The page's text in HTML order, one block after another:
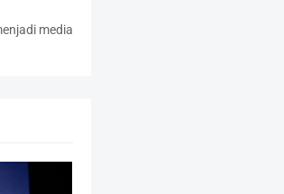
media